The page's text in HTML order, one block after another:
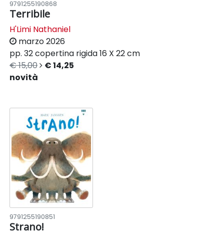
9791255190868
Terribile
H'Limi Nathaniel
marzo 2026
pp. 32copertina rigida16 X 22 cm
€ 15,00
€ 14,25
novità
9791255190851
Strano!